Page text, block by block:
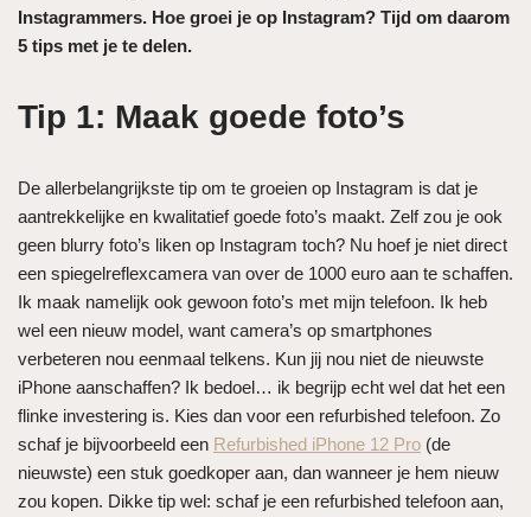
Instagrammers. Hoe groei je op Instagram? Tijd om daarom
5 tips met je te delen.
Tip 1: Maak goede foto’s
De allerbelangrijkste tip om te groeien op Instagram is dat je
aantrekkelijke en kwalitatief goede foto’s maakt. Zelf zou je ook
geen blurry foto’s liken op Instagram toch? Nu hoef je niet direct
een spiegelreflexcamera van over de 1000 euro aan te schaffen.
Ik maak namelijk ook gewoon foto’s met mijn telefoon. Ik heb
wel een nieuw model, want camera’s op smartphones
verbeteren nou eenmaal telkens. Kun jij nou niet de nieuwste
iPhone aanschaffen? Ik bedoel… ik begrijp echt wel dat het een
flinke investering is. Kies dan voor een refurbished telefoon. Zo
schaf je bijvoorbeeld een Refurbished iPhone 12 Pro (de
nieuwste) een stuk goedkoper aan, dan wanneer je hem nieuw
zou kopen. Dikke tip wel: schaf je een refurbished telefoon aan,